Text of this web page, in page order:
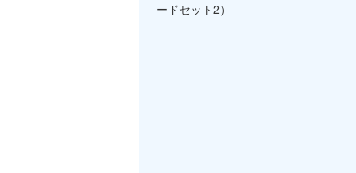
ードセット2）